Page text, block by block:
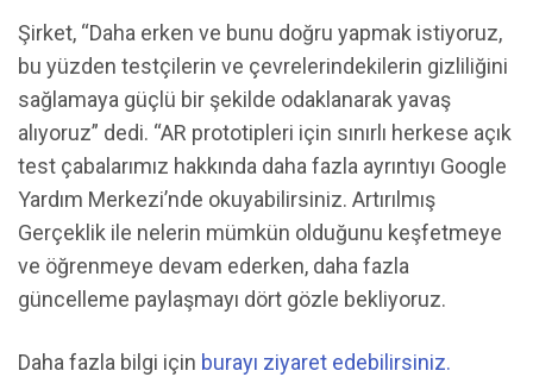
Şirket, “Daha erken ve bunu doğru yapmak istiyoruz,
bu yüzden testçilerin ve çevrelerindekilerin gizliliğini
sağlamaya güçlü bir şekilde odaklanarak yavaş
alıyoruz” dedi. “AR prototipleri için sınırlı herkese açık
test çabalarımız hakkında daha fazla ayrıntıyı Google
Yardım Merkezi’nde okuyabilirsiniz. Artırılmış
Gerçeklik ile nelerin mümkün olduğunu keşfetmeye
ve öğrenmeye devam ederken, daha fazla
güncelleme paylaşmayı dört gözle bekliyoruz.
Daha fazla bilgi için burayı ziyaret edebilirsiniz.